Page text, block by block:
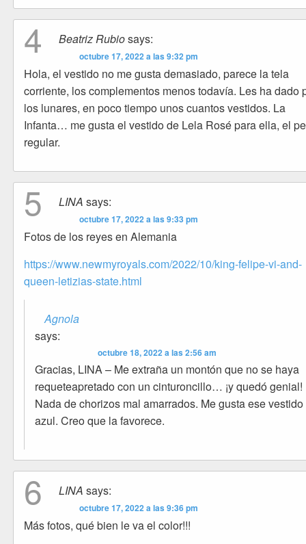
4 Beatriz Rubiosays:
octubre 17, 2022 a las 9:32 pm
Hola, el vestido no me gusta demasiado, parece la tela
corriente, los complementos menos todavía. Les ha dado
los lunares, en poco tiempo unos cuantos vestidos. La
Infanta… me gusta el vestido de Lela Rosé para ella, el
regular.
5 LINA says:
octubre 17, 2022 a las 9:33 pm
Fotos de los reyes en Alemania
https://www.newmyroyals.com/2022/10/king-felipe-vi-and-
queen-letizias-state.html
Agnola
says:
octubre 18, 2022 a las 2:56 am
Gracias, LINA – Me extraña un montón que no se haya
requeteapretado con un cinturoncillo… ¡y quedó genial!
Nada de chorizos mal amarrados. Me gusta ese vestido
azul. Creo que la favorece.
6 LINA says:
octubre 17, 2022 a las 9:36 pm
Más fotos, qué bien le va el color!!!